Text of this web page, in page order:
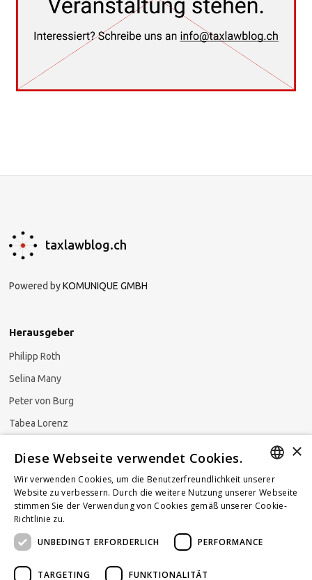
taxlawblog.ch
Powered byKOMUNIQUE GMBH
Herausgeber
Philipp Roth
Selina Many
Peter von Burg
Tabea Lorenz
Newsletter abonnieren
GERMAN
FRENCH
×
Diese Webseite verwendet Cookies.
Wir verwenden Cookies, um die Benutzerfreundlichkeit unserer
Website zu verbessern. Durch die weitere Nutzung unserer Webseite
stimmen Sie der Verwendung von Cookies gemäß unserer Cookie-
Richtlinie zu.
UNBEDINGT ERFORDERLICH
PERFORMANCE
TARGETING FUNKTIONALITÄT